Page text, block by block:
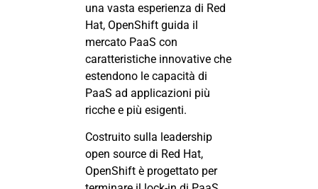
una vasta esperienza di Red
Hat, OpenShift guida il
mercato PaaS con
caratteristiche innovative che
estendono le capacità di
PaaS ad applicazioni più
ricche e più esigenti.
Costruito sulla leadership
open source di Red Hat,
OpenShift è progettato per